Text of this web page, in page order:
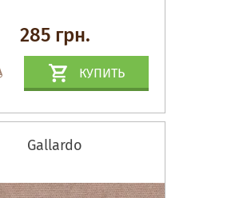
285 грн.
КУПИТЬ
Gallardo